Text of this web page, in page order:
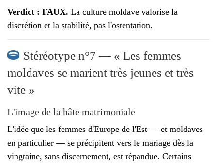
Verdict : FAUX. La culture moldave valorise la
discrétion et la stabilité, pas l'ostentation.
Stéréotype n°7 — « Les femmes
moldaves se marient très jeunes et très
vite »
L'image de la hâte matrimoniale
L'idée que les femmes d'Europe de l'Est — et moldaves
en particulier — se précipitent vers le mariage dès la
vingtaine, sans discernement, est répandue. Certains